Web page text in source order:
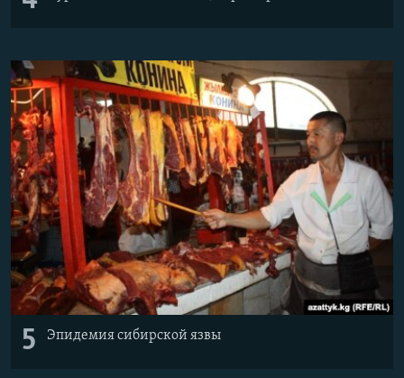
5 Эпидемия сибирской язвы